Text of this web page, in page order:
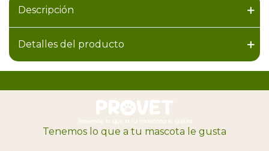
Descripción
Detalles del producto
Tenemos lo que a tu mascota le gusta